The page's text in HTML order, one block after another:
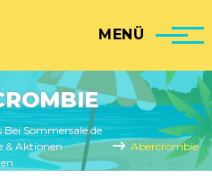
MENÜ
Bei Sommersale.de
& Aktionen
Abercrombie